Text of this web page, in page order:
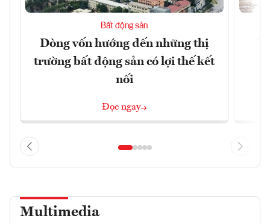
Bất động sản
Dòng vốn hướng đến những thị
trường bất động sản có lợi thế kết
nối
Đọc ngay
Multimedia